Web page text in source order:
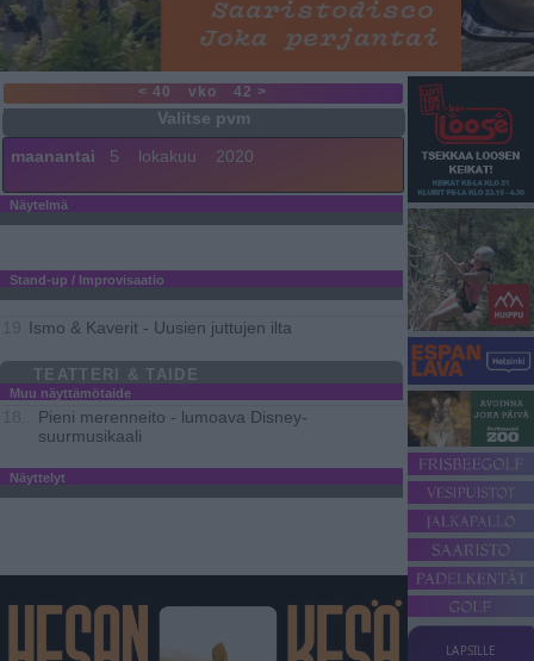
< 40 vko 42 >
maanantai 5 lokakuu 2020
Näytelmä
Stand-up / Improvisaatio
Ismo & Kaverit - Uusien juttujen ilta
TEATTERI & TAIDE
Muu näyttämötaide
Pieni merenneito - lumoava Disney-
suurmusikaali
Näyttelyt
LAPSILLE